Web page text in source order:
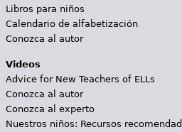
Libros para niños
Calendario de alfabetización
Conozca al autor
Videos
Advice for New Teachers of ELLs
Conozca al autor
Conozca al experto
Nuestros niños: Recursos